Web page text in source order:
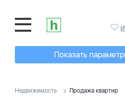
Показать
Недвижимость Продажа квартир